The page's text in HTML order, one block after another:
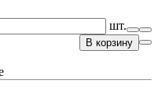
шт.
В корзину